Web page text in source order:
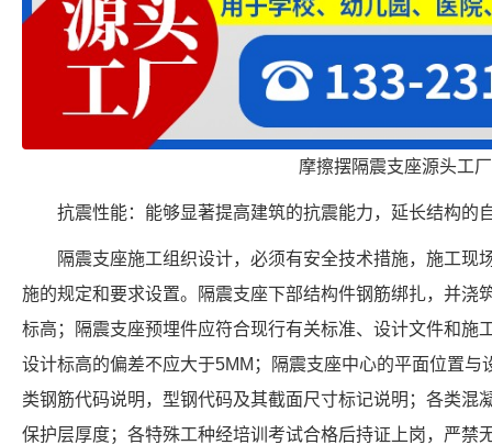
摩擦摆隔震支座源头工厂
抗震性能：能够显著提高建筑的抗震能力，延长结构的
隔震支座施工组织设计，必须有安全技术措施，施工现
施的规定和要求设置。隔震支座下部结构件钢筋绑扎，并浇
标高；隔震支座预埋件应符合现行有关标准、设计文件和施
设计标高的偏差不应大于5MM；隔震支座中心的平面位置与
类钢筋代码说明，型钢代码及其截面尺寸标记说明；各类混
保护层厚度；各特殊工种经培训考试合格后持证上岗，严禁